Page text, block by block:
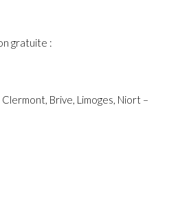
gratuite :
Brive, Limoges, Niort –